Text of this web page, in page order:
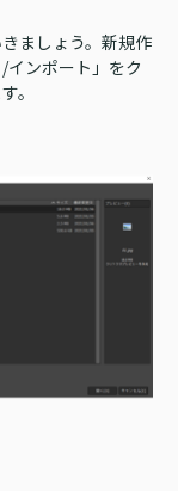
ましょう。新規作
ンポート」をク
。